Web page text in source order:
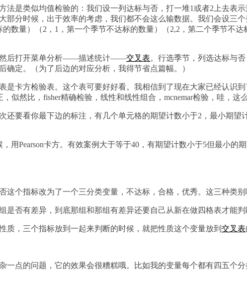
法是类似均值检验的：我们设一列达标与否，打一堆1或者2上去表
部分时候，出于效率的考虑，我们都不会这么输数据。我们会设三
数量）（2，1，第一个季节不达标的数量）（2,2，第二个季节不
然后打开菜单分析——描述统计——交叉表。行选季节，列选达标与
定。（为了后边的对应分析，我得节省点篇幅。）
是卡方检验表。这个表可要好好看。我相信到了现在大家已经认识
似然比，fisher精确检验，线性和线性组合，mcnemar检验，哇，这
还要看你最下边的标注，有几个单元格的期望计数小于2，最小期
用Pearson卡方。有效案例大于等于40，有期望计数小于5但最小的
这个指标改为了一个三分类变量，不达标，合格，优秀。这三种类别
否有差异，到底那组和那组有差异还要自己从新在做四格表才能判
质，三个指标放到一起来判断的时候，就把性质这个变量放到 交叉表
一点的问题，它的效果会很糟糕哦。比如我的变量每个都有四五个